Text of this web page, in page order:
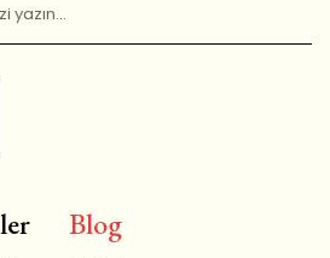
Blog